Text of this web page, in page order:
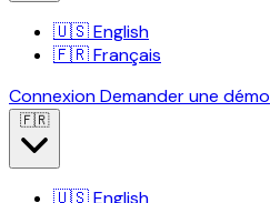
🇺🇸English
🇫🇷Français
ConnexionDemander une démo
🇫🇷
🇺🇸English